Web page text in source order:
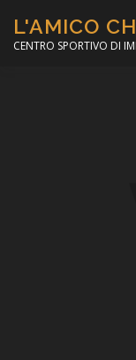
contenuto
L'AMICO
CENTRO SPORTIVO DI